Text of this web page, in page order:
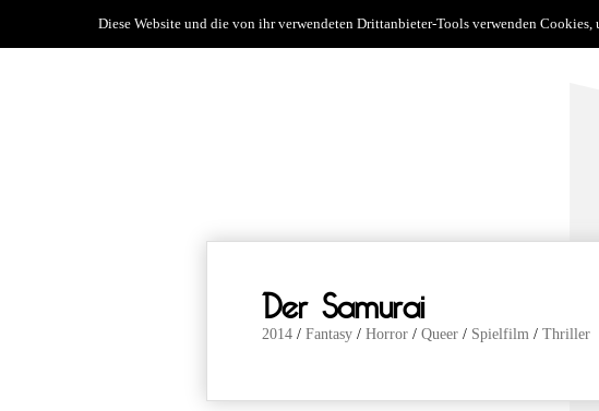
news über uns
Der Samurai
2014 / Fantasy / Horror / Queer / Spielfilm / Thriller
Diese Website und die von ihr verwendeten Drittanbieter-Tools verwenden